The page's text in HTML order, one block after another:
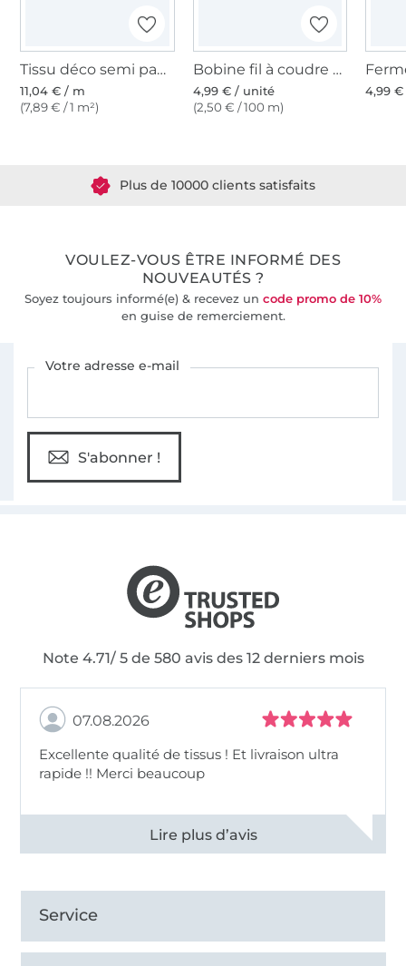
Tissu déco semi panama de décoration nature
11,04 € / m
(7,89 € / 1 m²)
Bobine fil à coudre Gütermann 200m polyester, (131) sable
4,99 € / unité
(2,50 € / 100 m)
4,99
VOULEZ-VOUS ÊTRE INFORMÉ DES
NOUVEAUTÉS ?
Soyez toujours informé(e) & recevez un code promo de 10%
en guise de remerciement.
Votre adresse e-mail
S'abonner !
Note 4.71/ 5 de 580 avis des 12 derniers mois
07.08.2026
Excellente qualité de tissus ! Et livraison ultra
rapide !! Merci beaucoup
Voir tous les 11498 commentaires
Service